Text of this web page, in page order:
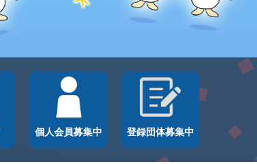
個人会員募集中 登録団体募集中